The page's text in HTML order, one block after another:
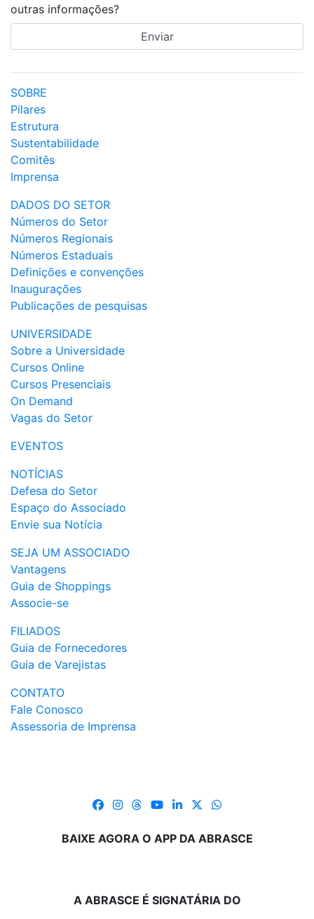
outras informações?
SOBRE
Pilares
Estrutura
Sustentabilidade
Comitês
Imprensa
DADOS DO SETOR
Números do Setor
Números Regionais
Números Estaduais
Definições e convenções
Inaugurações
Publicações de pesquisas
UNIVERSIDADE
Sobre a Universidade
Cursos Online
Cursos Presenciais
On Demand
Vagas do Setor
EVENTOS
NOTÍCIAS
Defesa do Setor
Espaço do Associado
Envie sua Notícia
SEJA UM ASSOCIADO
Vantagens
Guia de Shoppings
Associe-se
FILIADOS
Guia de Fornecedores
Guia de Varejistas
CONTATO
Fale Conosco
Assessoria de Imprensa
BAIXE AGORA O APP DA ABRASCE
A ABRASCE É SIGNATÁRIA DO